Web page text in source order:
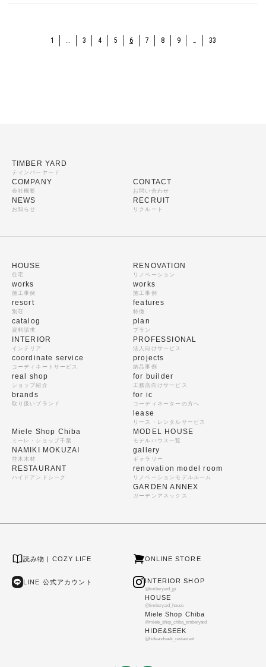
1 3 4 5 6 7 8 9 33
TIMBER YARD
ティンバーヤード
COMPANY
会社概要
NEWS
お知らせ
CONTACT
お問い合わせ
RECRUIT
リクルート
HOUSE
住宅
works
施工事例
resort
別荘
catalog
資料請求
RENOVATION
リノベーション
works
施工事例
features
特徴
plan
プラン
INTERIOR
インテリア
coordinate service
コーディネートサービス
real shop
ショップ紹介
brands
取り扱いブランド
PROFESSIONAL
法人向けサービス
projects
納品事例
for builder
工務店向けサービス
for ic
コーディネーターの方へ
lease
リース・レンタルサービス
Miele Shop Chiba
ミーレ・ショップ千葉
NAMIKI MOKUZAI
並木木材
RESTAURANT
ハイドアンドシーク
MODEL HOUSE
モデルハウス一覧
gallery
ギャラリー
renovation model room
リノベーションモデルルーム
GARDEN ANNEX
ガーデンアネックス
読み物 | COZY LIFE ONLINE STORE
LINE 公式アカウント INTERIOR SHOP
@timberyard_jp
HOUSE
@timberyard_house
Miele Shop Chiba
@miele_shop_chiba_timberyard
HIDE&SEEK
@hideandseek_restaurant